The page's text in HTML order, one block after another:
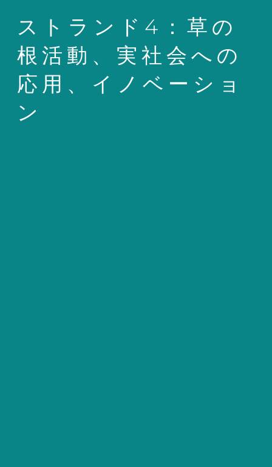
ストランド4：草の
根活動、実社会への
応用、イノベーショ
ン